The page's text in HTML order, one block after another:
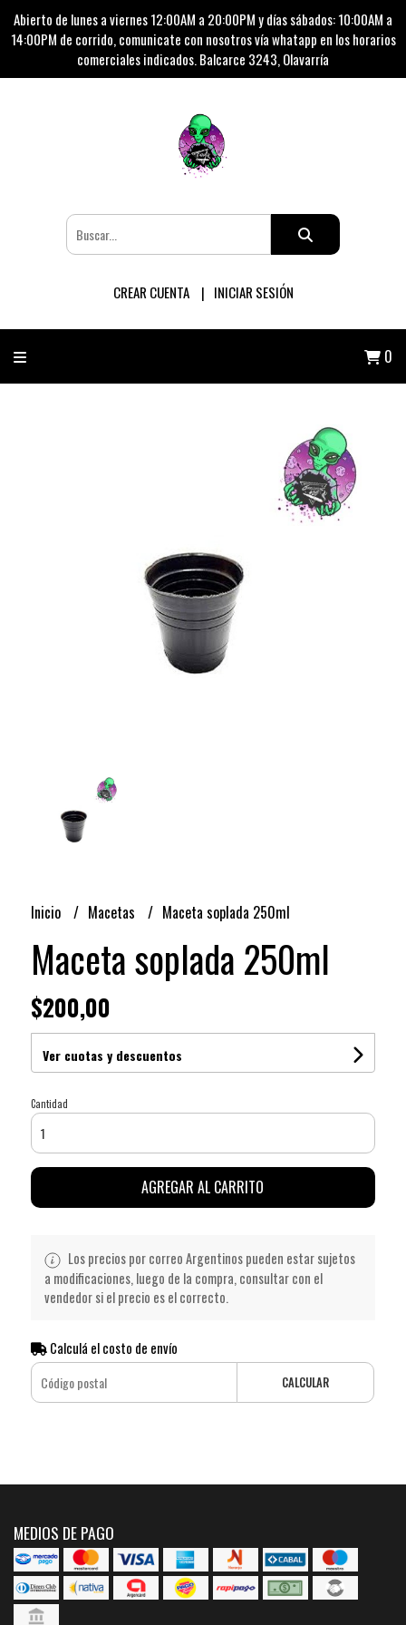
Abierto de lunes a viernes 12:00AM a 20:00PM y días sábados: 10:00AM a
14:00PM de corrido, comunicate con nosotros vía whatapp en los horarios
comerciales indicados. Balcarce 3243, Olavarría
CREAR CUENTA INICIAR SESIÓN
0
Inicio Macetas Maceta soplada 250ml
Maceta soplada 250ml
$200,00
Ver cuotas y descuentos
Cantidad
AGREGAR AL CARRITO
Los precios por correo Argentinos pueden estar sujetos
a modificaciones, luego de la compra, consultar con el
vendedor si el precio es el correcto.
Calculá el costo de envío
CALCULAR
MEDIOS DE PAGO